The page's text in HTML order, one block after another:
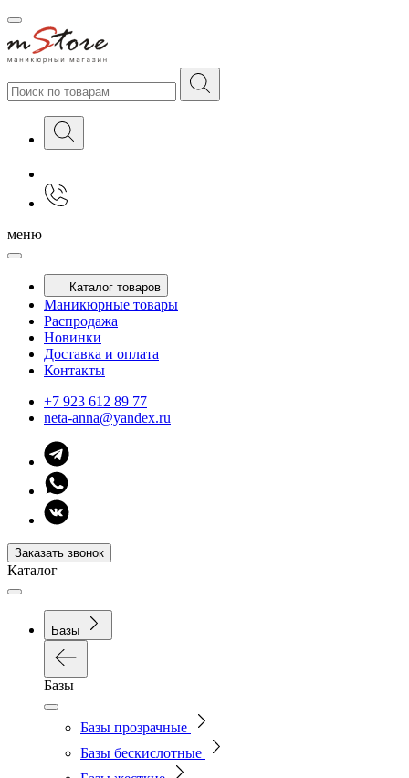
меню
Каталог товаров
Маникюрные товары
Распродажа
Новинки
Доставка и оплата
Контакты
+7 923 612 89 77
neta-anna@yandex.ru
Заказать звонок
Каталог
Базы
Базы
Базы прозрачные
Базы бескислотные